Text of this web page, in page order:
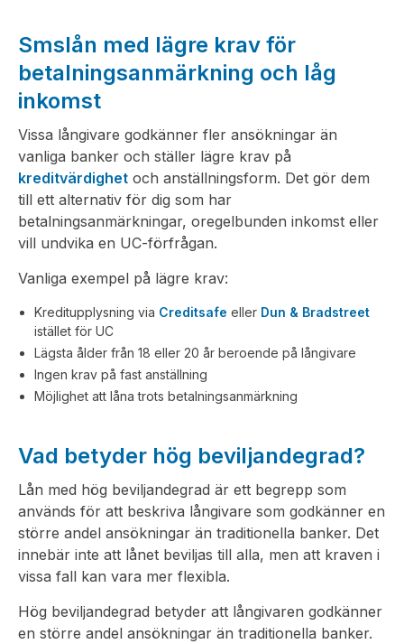
Smslån med lägre krav för
betalningsanmärkning och låg
inkomst
Vissa långivare godkänner fler ansökningar än
vanliga banker och ställer lägre krav på
kreditvärdighet och anställningsform. Det gör dem
till ett alternativ för dig som har
betalningsanmärkningar, oregelbunden inkomst eller
vill undvika en UC-förfrågan.
Vanliga exempel på lägre krav:
Kreditupplysning via Creditsafe eller Dun & Bradstreet
istället för UC
Lägsta ålder från 18 eller 20 år beroende på långivare
Ingen krav på fast anställning
Möjlighet att låna trots betalningsanmärkning
Vad betyder hög beviljandegrad?
Lån med hög beviljandegrad är ett begrepp som
används för att beskriva långivare som godkänner en
större andel ansökningar än traditionella banker. Det
innebär inte att lånet beviljas till alla, men att kraven i
vissa fall kan vara mer flexibla.
Hög beviljandegrad betyder att långivaren godkänner
en större andel ansökningar än traditionella banker.